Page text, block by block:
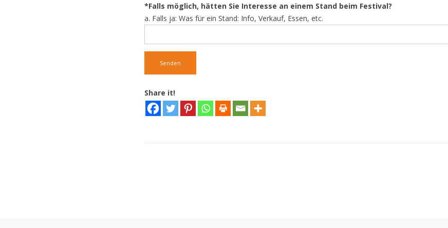
*Falls möglich, hätten Sie Interesse an einem Stand beim Festival?
a. Falls ja: Was für ein Stand: Info, Verkauf, Essen, etc.
A
t
Share it!